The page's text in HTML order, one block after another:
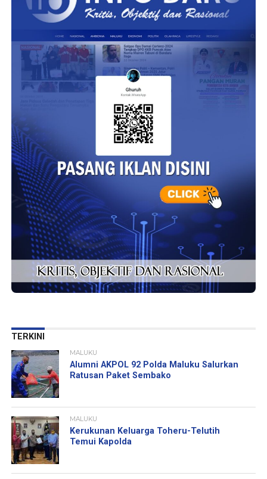
TERKINI
MALUKU
Alumni AKPOL 92 Polda Maluku Salurkan
Ratusan Paket Sembako
MALUKU
Kerukunan Keluarga Toheru-Telutih
Temui Kapolda